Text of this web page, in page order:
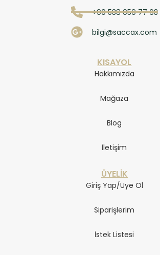
+90 538 059 77 63
bilgi@saccax.com
KISAYOL
Hakkımızda
Mağaza
Blog
İletişim
ÜYELİK
Giriş Yap/Üye Ol
Siparişlerim
İstek Listesi